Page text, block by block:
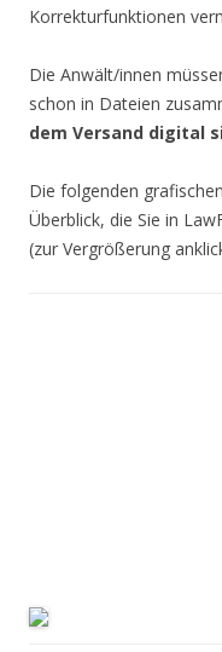
Korrekturfunktionen
Die Anwält/innen
schon in Dateien
dem Versand digital
Die folgenden
Überblick, die Sie in
(zur Vergrößerung